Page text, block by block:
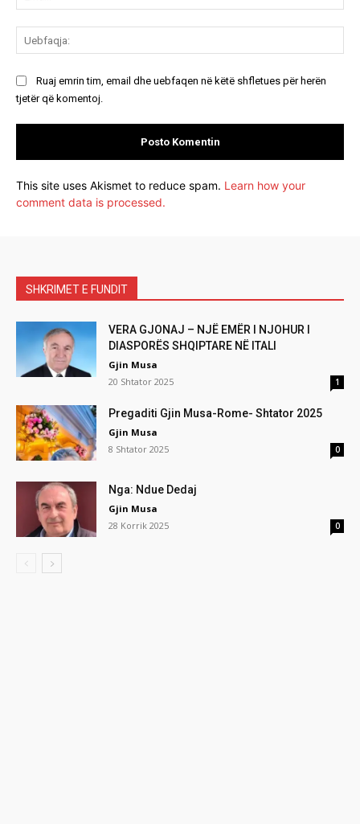
Ruaj emrin tim, email dhe uebfaqen në këtë shfletues për herën
tjetër që komentoj.
This site uses Akismet to reduce spam. Learn how your
comment data is processed.
SHKRIMET E FUNDIT
VERA GJONAJ – NJË EMËR I NJOHUR I
DIASPORËS SHQIPTARE NË ITALI
Gjin Musa
20 Shtator 2025
1
Pregaditi Gjin Musa-Rome- Shtator 2025
Gjin Musa
8 Shtator 2025
0
Nga: Ndue Dedaj
Gjin Musa
28 Korrik 2025
0